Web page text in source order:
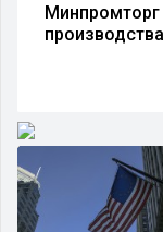
Минпромторг